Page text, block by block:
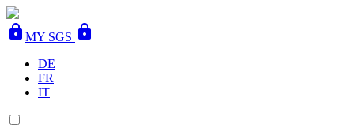
lock MY SGS lock
DE
FR
IT